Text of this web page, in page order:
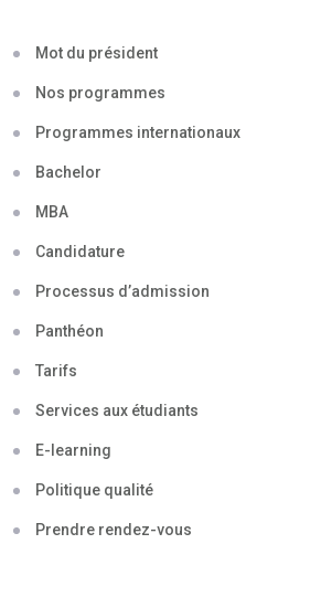
Mot du président
Nos programmes
Programmes internationaux
Bachelor
MBA
Candidature
Processus d’admission
Panthéon
Tarifs
Services aux étudiants
E-learning
Politique qualité
Prendre rendez-vous